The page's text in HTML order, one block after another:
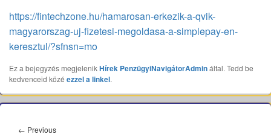
https://fintechzone.hu/hamarosan-erkezik-a-qvik-
magyarorszag-uj-fizetesi-megoldasa-a-simplepay-en-
keresztul/?sfnsn=mo
Ez a bejegyzés megjelenikHírek PenzügyiNavigátorAdmináltal. Tedd be
kedvenceid közé ezzel a linkel.
navigáció
← PreviousPrevious